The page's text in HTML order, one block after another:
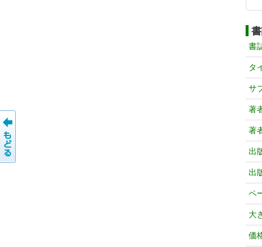
書
タ
サ
著
著
出
出
ペ
大
価